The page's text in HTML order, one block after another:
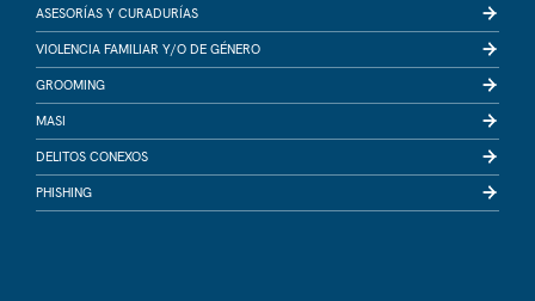
ASESORÍAS Y CURADURÍAS
VIOLENCIA FAMILIAR Y/O DE GÉNERO
GROOMING
MASI
DELITOS CONEXOS
PHISHING